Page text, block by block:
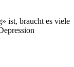
ist, braucht es viele